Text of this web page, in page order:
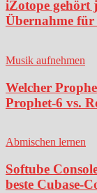
iZotope gehört
Übernahme für
Musik aufnehmen
Welcher
Prophet-6 vs.
Abmischen lernen
Softube
beste Cubase-